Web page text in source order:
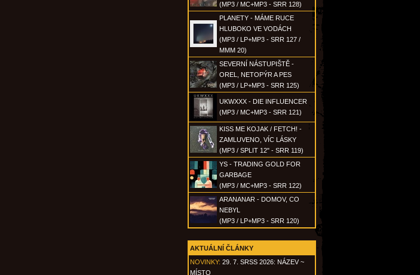
(MP3 / MC+MP3 - SRR 128)
PLANETY - MÁME RUCE
HLUBOKO VE VODÁCH
(MP3 / LP+MP3 - SRR 127 /
MMM 20)
SEVERNÍ NÁSTUPIŠTĚ -
OREL, NETOPÝR A PES
(MP3 / LP+MP3 - SRR 125)
UKWXXX - DIE INFLUENCER
(MP3 / MC+MP3 - SRR 121)
KISS ME KOJAK / FETCH! -
ZAMLUVENO, VÍC LÁSKY
(MP3 / SPLIT 12" - SRR 119)
YS - TRADING GOLD FOR
GARBAGE
(MP3 / MC+MP3 - SRR 122)
ARANANAR - DOMOV, CO
NEBYL
(MP3 / LP+MP3 - SRR 120)
AKTUÁLNÍ ČLÁNKY
NOVINKY: 29. 7. SRSS 2026: NÁZEV ~
MÍSTO